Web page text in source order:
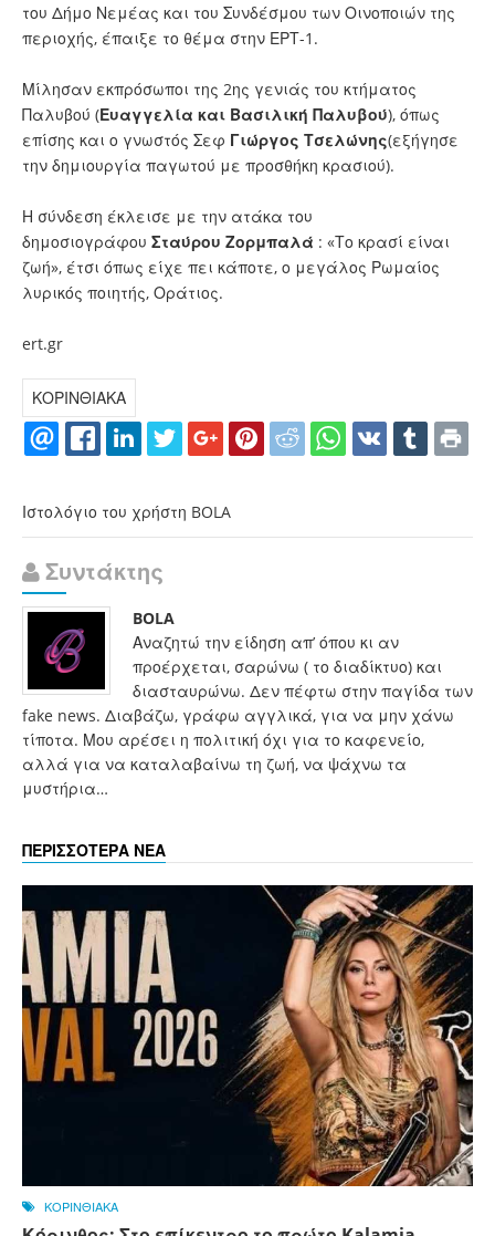
του Δήμο Νεμέας και του Συνδέσμου των Οινοποιών της
περιοχής, έπαιξε το θέμα στην ΕΡΤ-1.
Μίλησαν εκπρόσωποι της 2ης γενιάς του κτήματος
Παλυβού (Ευαγγελία και Βασιλική Παλυβού), όπως
επίσης και ο γνωστός Σεφ Γιώργος Τσελώνης(εξήγησε
την δημιουργία παγωτού με προσθήκη κρασιού).
Η σύνδεση έκλεισε με την ατάκα του
δημοσιογράφου Σταύρου Ζορμπαλά : «Το κρασί είναι
ζωή», έτσι όπως είχε πει κάποτε, ο μεγάλος Ρωμαίος
λυρικός ποιητής, Οράτιος.
ert.gr
ΚΟΡΙΝΘΙΑΚΑ
Ιστολόγιο του χρήστη BOLA
Συντάκτης
BOLA
Αναζητώ την είδηση απ’ όπου κι αν
προέρχεται, σαρώνω ( το διαδίκτυο) και
διασταυρώνω. Δεν πέφτω στην παγίδα των
fake news. Διαβάζω, γράφω αγγλικά, για να μην χάνω
τίποτα. Μου αρέσει η πολιτική όχι για το καφενείο,
αλλά για να καταλαβαίνω τη ζωή, να ψάχνω τα
μυστήρια…
ΠΕΡΙΣΣΟΤΕΡΑ ΝΕΑ
ΚΟΡΙΝΘΙΑΚΑ